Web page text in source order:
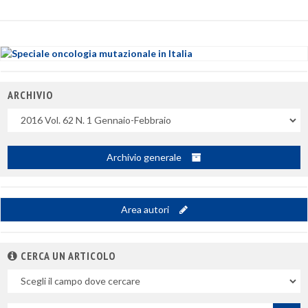
ARCHIVIO
Uscite
Archivio generale
Area autori
CERCA UN ARTICOLO
Nel